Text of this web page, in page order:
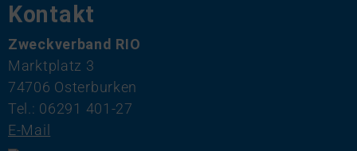
Kontakt
Zweckverband RIO
Marktplatz 3
74706 Osterburken
Tel.: 06291 401-27
E-Mail